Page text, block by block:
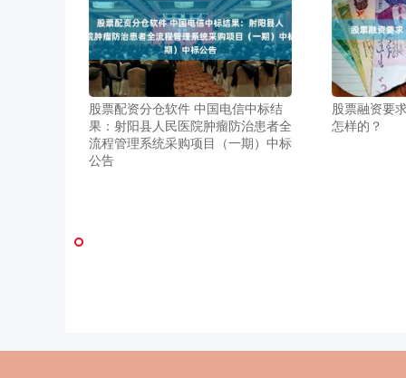
股票配资分仓软件 中国电信中标结
果：射阳县人民医院肿瘤防治患者全
流程管理系统采购项目（一期）中标
公告
股票融资要
怎样的？